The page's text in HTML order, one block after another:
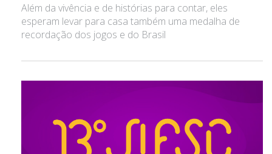
Além da vivência e de histórias para contar, eles
esperam levar para casa também uma medalha de
recordação dos jogos e do Brasil